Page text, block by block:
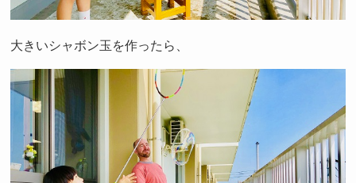
大きいシャボン玉を作ったら、